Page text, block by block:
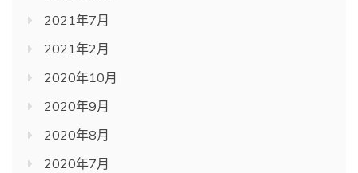
2021年7月
2021年2月
2020年10月
2020年9月
2020年8月
2020年7月